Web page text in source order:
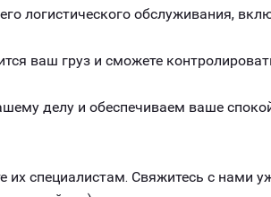
логистического обслуживания,
ваш груз и сможете
делу и обеспечиваем ваше
специалистам. Свяжитесь с нами